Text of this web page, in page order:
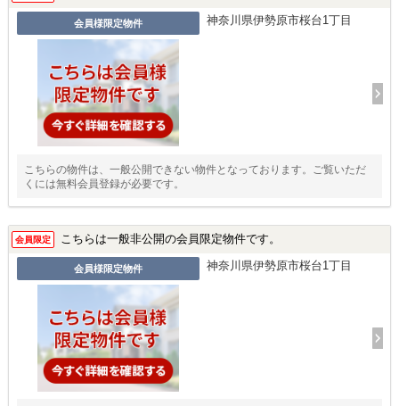
会員様限定物件 神奈川県伊勢原市桜台1丁目
こちらの物件は、一般公開できない物件となっております。ご覧いただ
くには無料会員登録が必要です。
会員限定 こちらは一般非公開の会員限定物件です。
会員様限定物件 神奈川県伊勢原市桜台1丁目